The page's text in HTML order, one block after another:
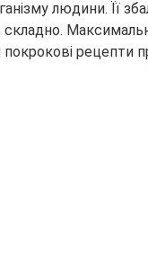
людини. Її
рецепти